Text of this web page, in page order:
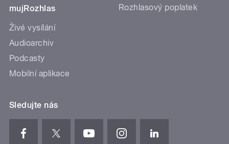
mujRozhlas
Živé vysílání
Audioarchiv
Podcasty
Mobilní aplikace
Rozhlasový poplatek
Sledujte nás